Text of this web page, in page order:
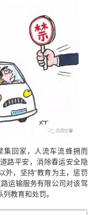
集回家，人流车流蜂拥而
路平安，消除春运安全隐
外，坚持“教育为主，惩罚
运输服务有限公司对该驾
教育和处罚。